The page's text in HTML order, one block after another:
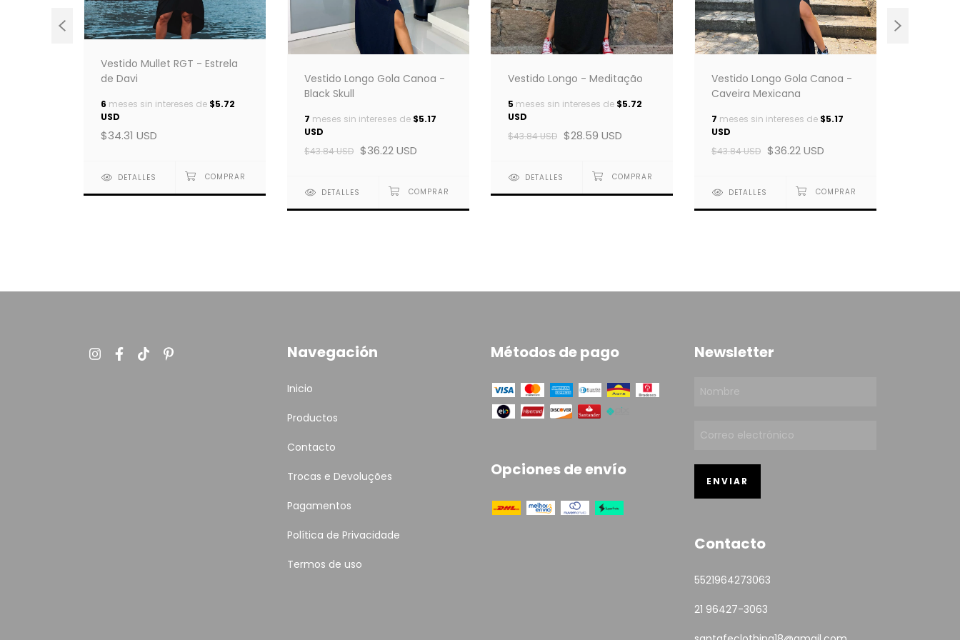
Vestido Mullet RGT - Estrela
de Davi
6 meses sin intereses de $5.72
USD
$34.31 USD
DETALLES
Vestido Longo Gola Canoa -
Black Skull
7 meses sin intereses de $5.17
USD
$43.84 USD $36.22 USD
DETALLES
Vestido Longo - Meditação
5 meses sin intereses de $5.72
USD
$43.84 USD $28.59 USD
DETALLES
Vestido Longo Gola Canoa -
Caveira Mexicana
7 meses sin intereses de $5.17
USD
$43.84 USD $36.22 USD
DETALLES
Navegación
Inicio
Productos
Contacto
Trocas e Devoluções
Pagamentos
Política de Privacidade
Termos de uso
Métodos de pago
Opciones de envío
Newsletter
Contacto
5521964273063
21 96427-3063